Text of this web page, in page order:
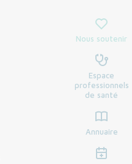
Nous soutenir
Espace
professionnels
de santé
Annuaire